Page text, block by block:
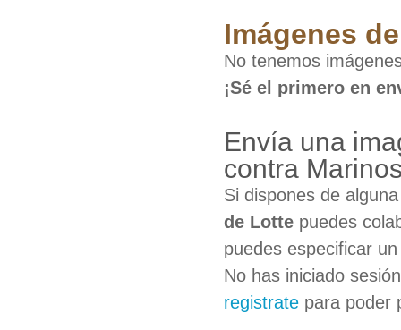
Imágenes
No tenemos
¡Sé el primero en
Envía una
contra
Si dispones de
de Lotte puedes
puedes especificar
No has iniciado
registrate para poder